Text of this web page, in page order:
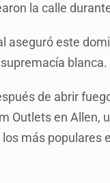
la calle
aseguró este
blanca.
de abrir
Outlets en Allen,
más populares